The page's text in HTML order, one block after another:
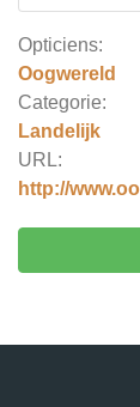
Opticiens:
Oogwereld
Categorie:
Landelijk
URL:
http://